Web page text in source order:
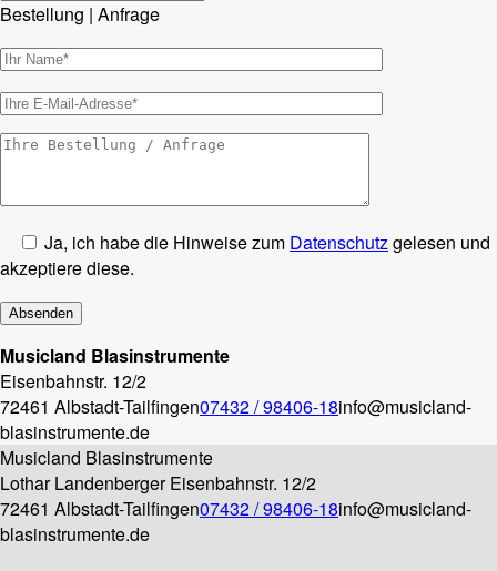
Bestellung | Anfrage
Ja, ich habe die Hinweise zum Datenschutzgelesen und
akzeptiere diese.
Musicland Blasinstrumente
Eisenbahnstr. 12/2
72461 Albstadt-Tailfingen07432 / 98406-18info@musicland-
blasinstrumente.de
Musicland Blasinstrumente
Lothar Landenberger Eisenbahnstr. 12/2
72461 Albstadt-Tailfingen07432 / 98406-18info@musicland-
blasinstrumente.de